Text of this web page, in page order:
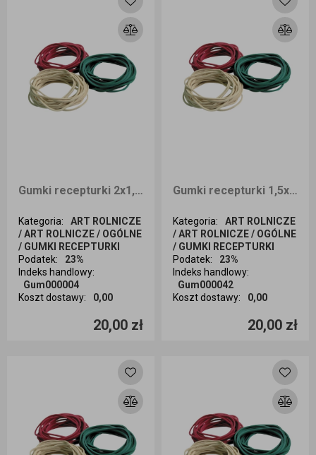
Gumki recepturki 2x1,1 1kg
Kategoria:
ART ROLNICZE
/ ART ROLNICZE / OGÓLNE
/ GUMKI RECEPTURKI
Podatek:
23%
Indeks handlowy:
Gum000004
Koszt dostawy: 0,00
20,00 zł
Ilość sztuk
Gumki recepturki 1,5x1,1 1kg
Kategoria:
ART ROLNICZE
/ ART ROLNICZE / OGÓLNE
/ GUMKI RECEPTURKI
Podatek:
23%
Indeks handlowy:
Gum000042
Koszt dostawy: 0,00
20,00 zł
Ilość sztuk